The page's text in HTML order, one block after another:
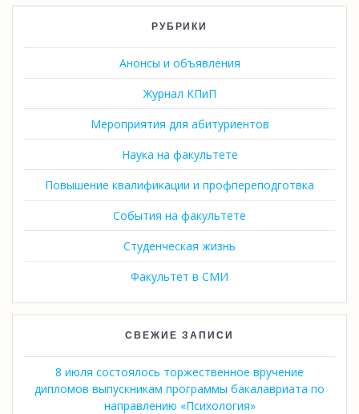
РУБРИКИ
Анонсы и объявления
Журнал КПиП
Мероприятия для абитуриентов
Наука на факультете
Повышение квалификации и профпереподготвка
События на факультете
Студенческая жизнь
Факультет в СМИ
СВЕЖИЕ ЗАПИСИ
8 июля состоялось торжественное вручение
дипломов выпускникам программы бакалавриата по
направлению «Психология»